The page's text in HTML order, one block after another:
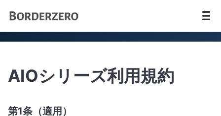
AIOシリーズ利用規約
第1条（適用）